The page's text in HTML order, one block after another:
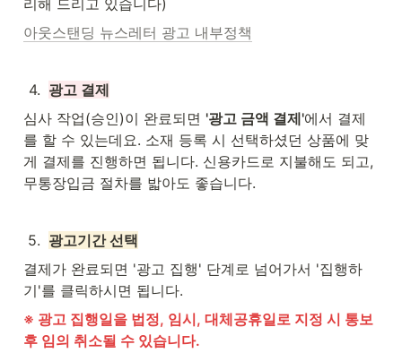
아웃스탠딩 뉴스레터 광고 내부정책
4. 광고 결제
심사 작업(승인)이 완료되면 '광고 금액 결제'에서 결제
를 할 수 있는데요. 소재 등록 시 선택하셨던 상품에 맞
게 결제를 진행하면 됩니다. 신용카드로 지불해도 되고,
무통장입금 절차를 밟아도 좋습니다.
5. 광고기간 선택
결제가 완료되면 '광고 집행' 단계로 넘어가서 '집행하
기'를 클릭하시면 됩니다.
※ 광고 집행일을 법정, 임시, 대체공휴일로 지정 시 통보
후 임의 취소될 수 있습니다.